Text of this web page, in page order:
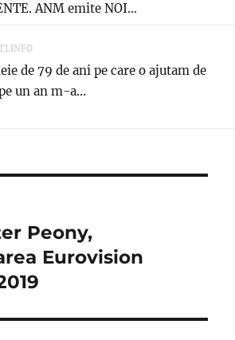
ANM emite NOI...
de 79 de ani pe care o ajutam de
un an m-a...
Peony,
Eurovision